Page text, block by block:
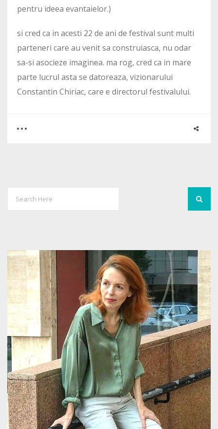
pentru ideea evantaielor.)
si cred ca in acesti 22 de ani de festival sunt multi
parteneri care au venit sa construiasca, nu odar
sa-si asocieze imaginea. ma rog, cred ca in mare
parte lucrul asta se datoreaza, vizionarului
Constantin Chiriac, care e directorul festivalului.